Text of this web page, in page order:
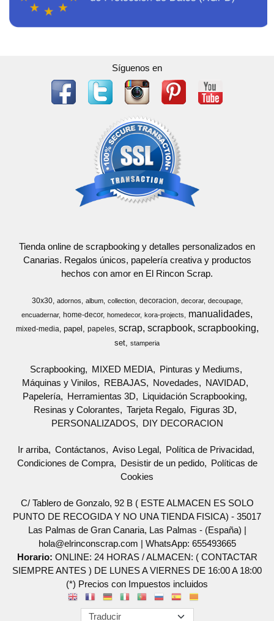
Síguenos en
Tienda online de scrapbooking y detalles personalizados en
Canarias. Regalos únicos, papelería creativa y productos
hechos con amor en El Rincon Scrap.
30x30 adornos album collection decoracion decorar
decoupage
encuadernar
home-decor homedecor kora-projects manualidades
mixed-media papel papeles scrap scrapbook scrapbooking
set stamperia
Scrapbooking MIXED MEDIA
Pinturas y Mediums
Máquinas y Vinilos
REBAJAS Novedades
NAVIDAD
Papelería
Herramientas 3D
Liquidación Scrapbooking
Resinas y Colorantes
Tarjeta Regalo
Figuras 3D
PERSONALIZADOS
DIY DECORACION
Ir arriba Contáctanos Aviso Legal
Política de Privacidad
Condiciones de Compra
Desistir de un pedido
Políticas de
Cookies
C/ Tablero de Gonzalo, 92 B ( ESTE ALMACEN ES SOLO
PUNTO DE RECOGIDA Y NO UNA TIENDA FISICA) - 35017
Las Palmas de Gran Canaria, Las Palmas - (España) |
hola@elrinconscrap.com | WhatsApp: 655493665
Horario: ONLINE: 24 HORAS / ALMACEN: ( CONTACTAR
SIEMPRE ANTES ) DE LUNES A VIERNES DE 16:00 A 18:00
(*) Precios con Impuestos incluidos